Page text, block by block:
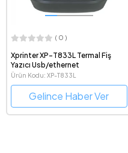
( 0 )
Xprinter XP-T833L Termal Fiş
Yazıcı Usb/ethernet
Ürün Kodu: XP-T833L
Gelince Haber Ver